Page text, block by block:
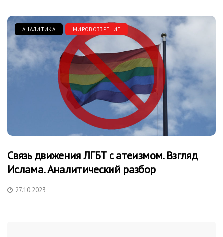
АНАЛИТИКА МИРОВОЗЗРЕНИЕ
Связь движения ЛГБТ с атеизмом. Взгляд
Ислама. Аналитический разбор
27.10.2023